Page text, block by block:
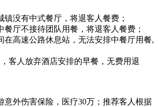
镇没有中式餐厅，将退客人餐费；
餐厅不接待团队用餐，将退客人餐费；
在高速公路休息站，无法安排中餐厅用餐,
客人放弃酒店安排的早餐，无费用退
意外伤害保险，医疗30万；推荐客人根据